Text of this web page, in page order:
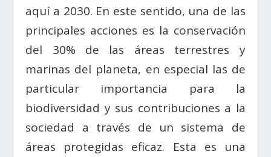
aquí a 2030. En este sentido, una de las
principales acciones es la conservación
del 30% de las áreas terrestres y
marinas del planeta, en especial las de
particular importancia para la
biodiversidad y sus contribuciones a la
sociedad a través de un sistema de
áreas protegidas eficaz. Esta es una